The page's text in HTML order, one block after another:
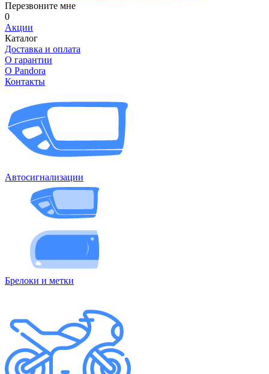
Перезвоните мне
0
Акции
Каталог
Доставка и оплата
О гарантии
О Pandora
Контакты
Автосигнализации
Брелоки и метки